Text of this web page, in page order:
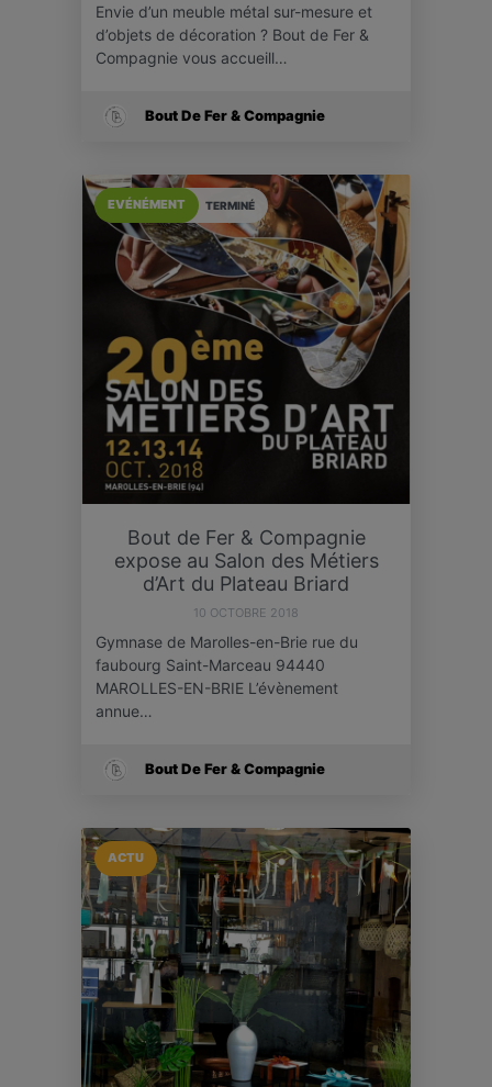
Envie d’un meuble métal sur-mesure et
d’objets de décoration ? Bout de Fer &
Compagnie vous accueill…
Bout De Fer & Compagnie
TERMINÉ
EVÉNÉMENT
Bout de Fer & Compagnie
expose au Salon des Métiers
d’Art du Plateau Briard
10 OCTOBRE 2018
Gymnase de Marolles-en-Brie rue du
faubourg Saint-Marceau 94440
MAROLLES-EN-BRIE L’évènement
annue…
Bout De Fer & Compagnie
ACTU